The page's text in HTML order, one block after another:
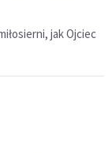
jak Ojciec